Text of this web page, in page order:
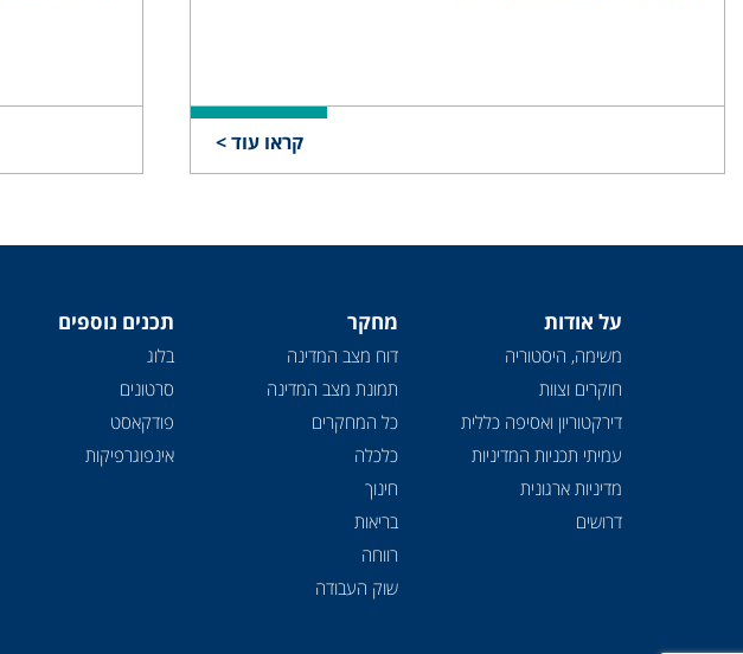
קראו עוד >
על אודות
משימה, היסטוריה
חוקרים וצוות
דירקטוריון ואסיפה כללית
עמיתי תכניות המדיניות
מדיניות ארגונית
דרושים
מחקר
דוח מצב המדינה
תמונת מצב המדינה
כל המחקרים
כלכלה
חינוך
בריאות
רווחה
שוק העבודה
תכנים נוספים
בלוג
סרטונים
פודקאסט
אינפוגרפיקות